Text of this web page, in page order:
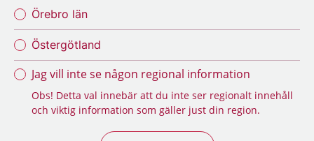
Örebro län
Östergötland
Jag vill inte se någon regional information
Obs! Detta val innebär att du inte ser regionalt innehåll
och viktig information som gäller just din region.